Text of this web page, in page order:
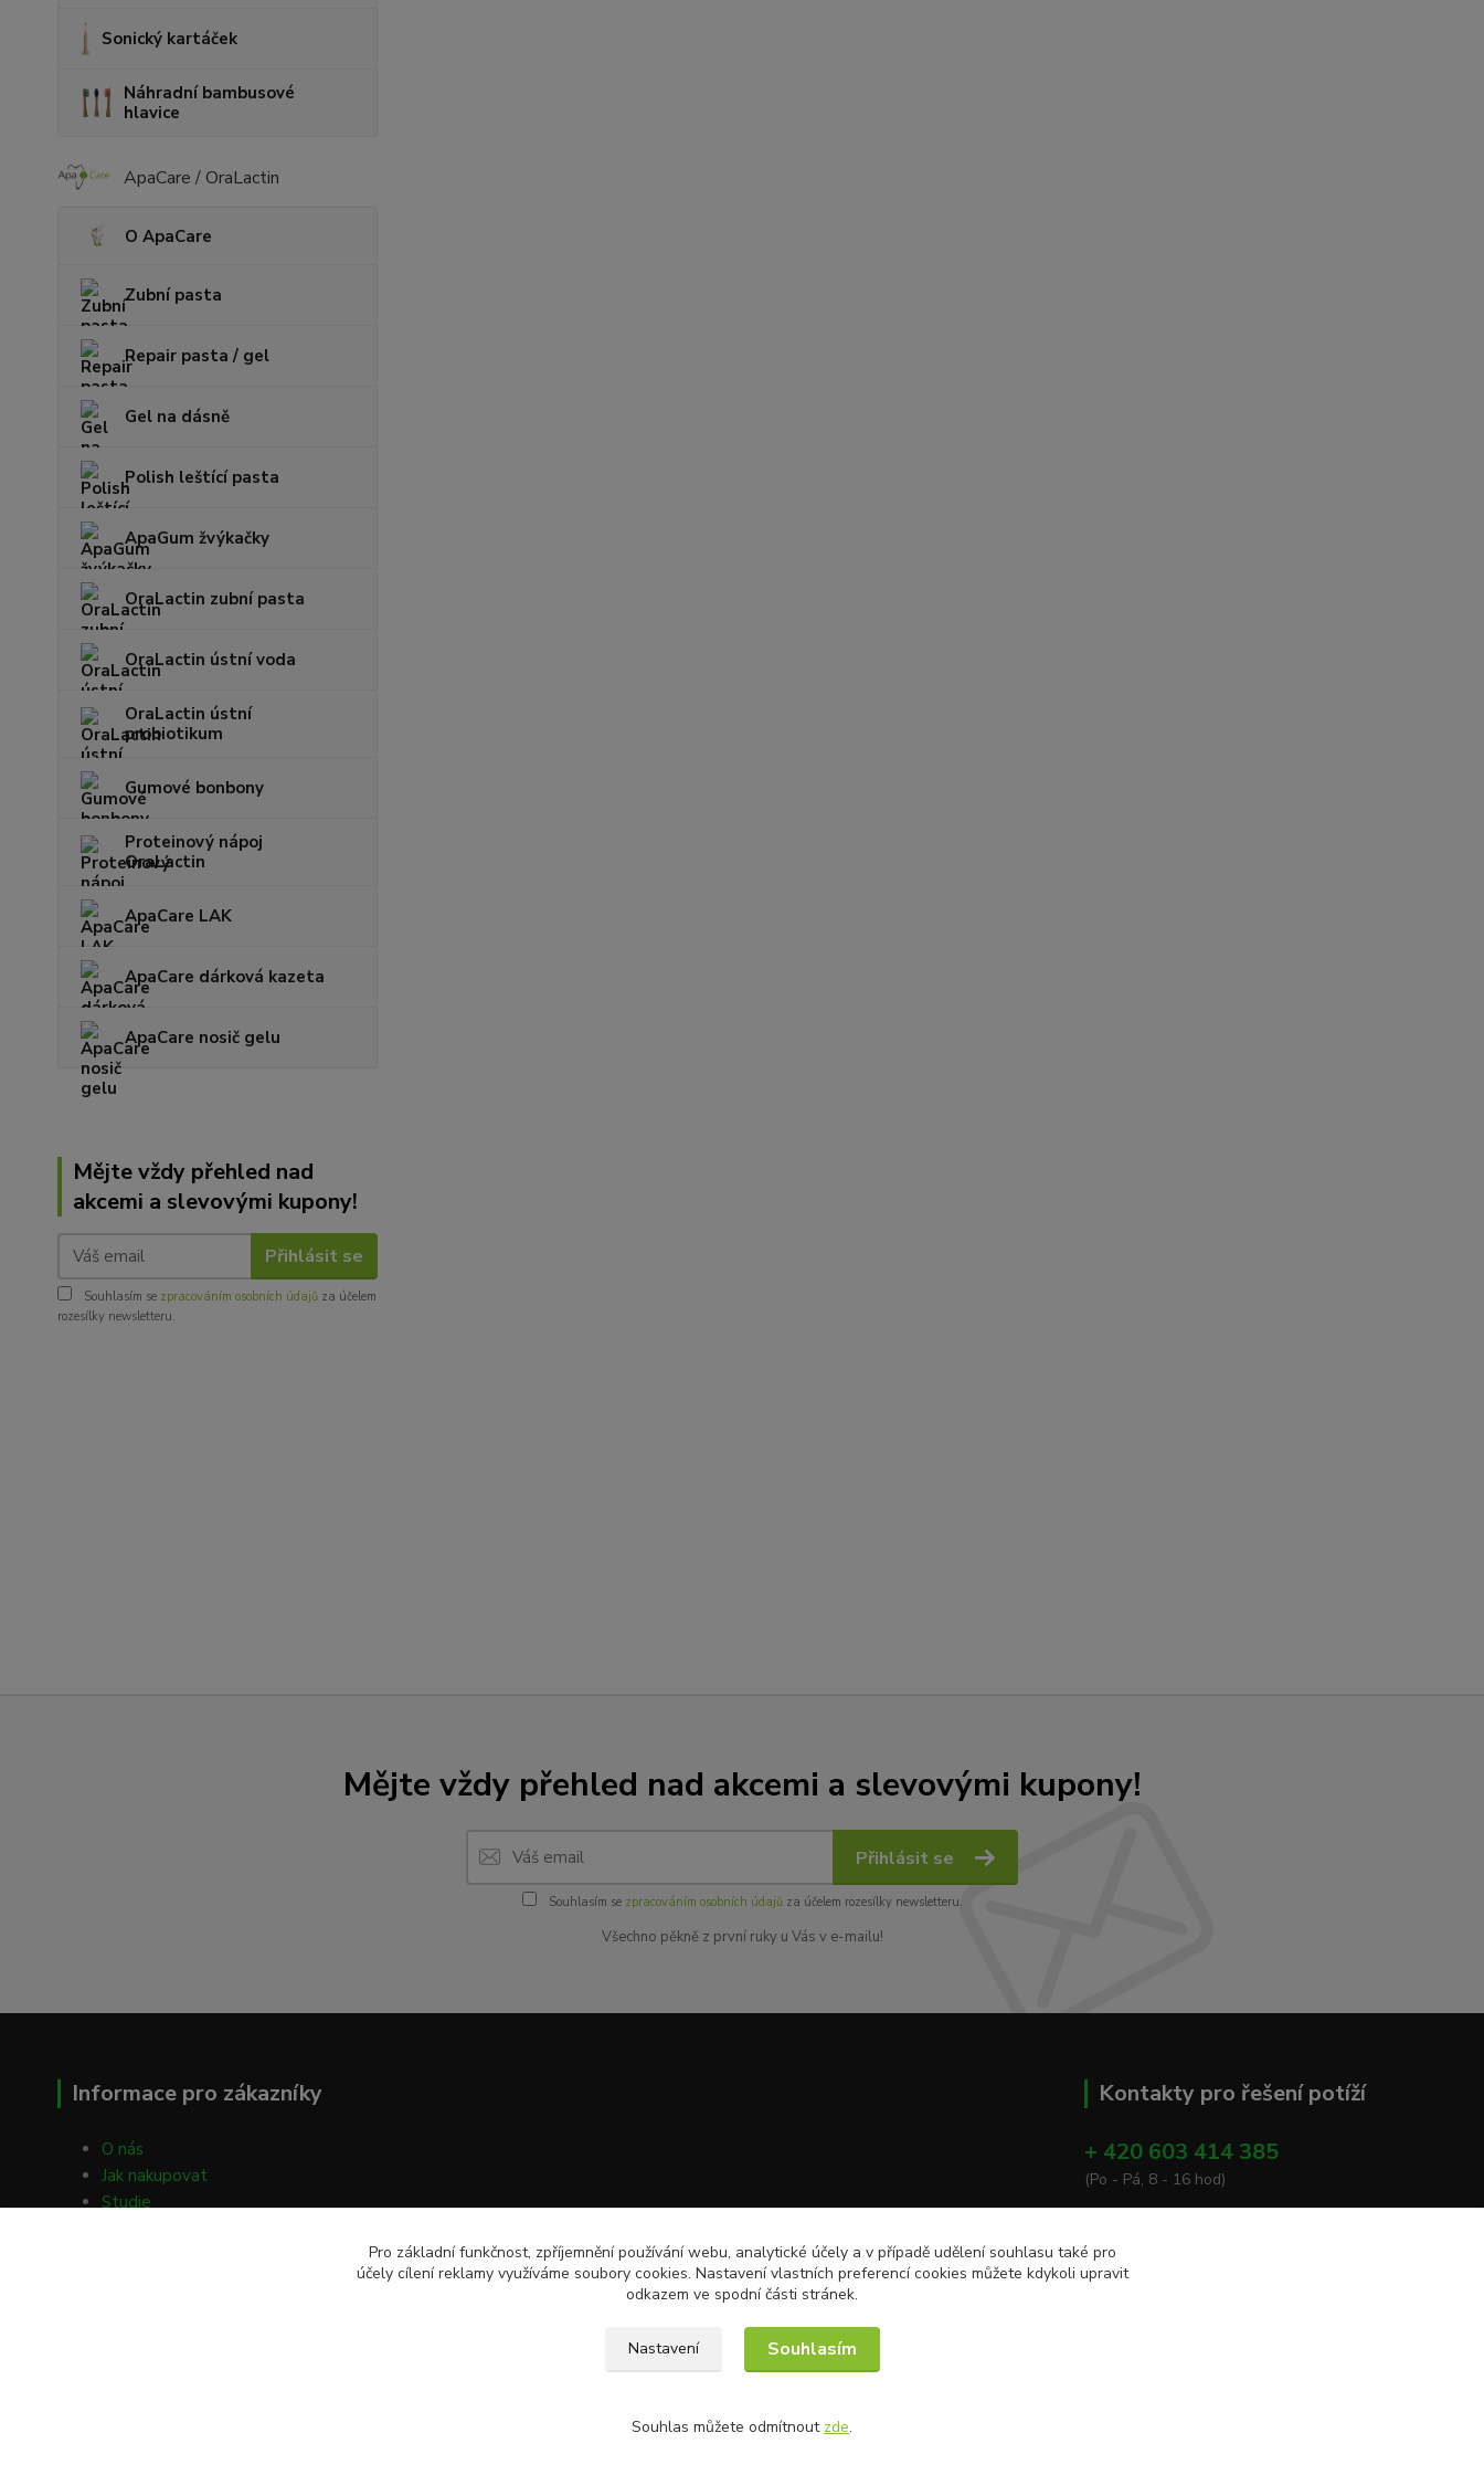
Sonický kartáček
Náhradní bambusové
hlavice
ApaCare / OraLactin
O ApaCare
Zubní pasta
Repair pasta / gel
Gel na dásně
Polish leštící pasta
ApaGum žvýkačky
OraLactin zubní pasta
OraLactin ústní voda
OraLactin ústní
probiotikum
Gumové bonbony
Proteinový nápoj
OraLactin
ApaCare LAK
ApaCare dárková kazeta
ApaCare nosič gelu
Mějte vždy přehled nad
akcemi a slevovými kupony!
Přihlásit se
Souhlasím se zpracováním osobních údajů za účelem
rozesílky newsletteru.
Mějte vždy přehled nad akcemi a slevovými kupony!
Přihlásit se
Souhlasím se zpracováním osobních údajůza účelem rozesílky newsletteru.
Všechno pěkně z první ruky u Vás v e-mailu!
Informace pro zákazníky
O nás
Jak nakupovat
Studie
Kontakty pro řešení potíží
+ 420 603 414 385
(Po - Pá, 8 - 16 hod)
Pro základní funkčnost, zpříjemnění používání webu, analytické účely a v případě udělení souhlasu také pro
účely cílení reklamy využíváme soubory cookies. Nastavení vlastních preferencí cookies můžete kdykoli upravit
odkazem ve spodní části stránek.
Nastavení Souhlasím
Souhlas můžete odmítnout zde.